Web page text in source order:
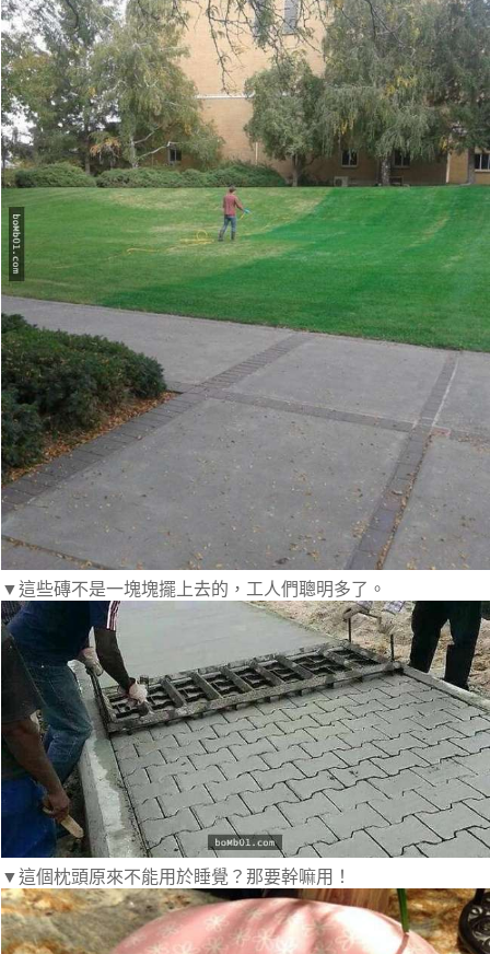
▼這些磚不是一塊塊擺上去的，工人們聰明多了。
▼這個枕頭原來不能用於睡覺？那要幹嘛用！